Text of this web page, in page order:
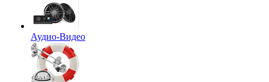
Аудио-Видео